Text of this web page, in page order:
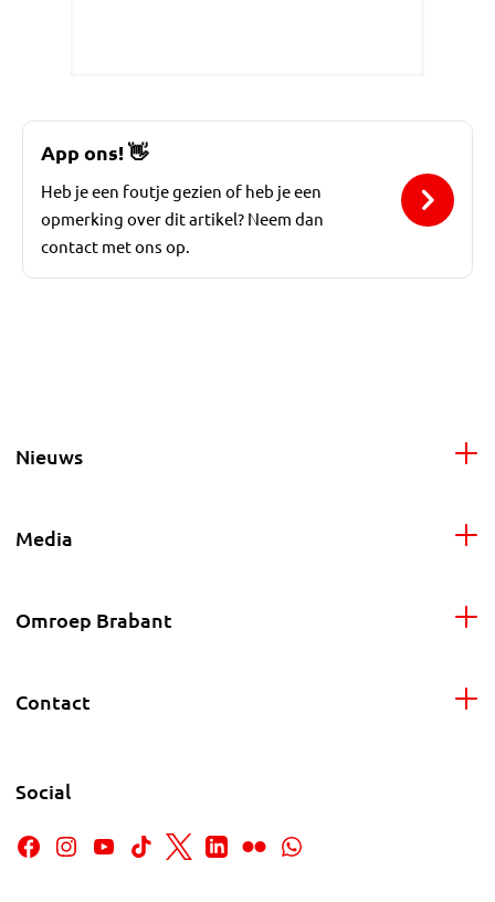
App ons!👋
Heb je een foutje gezien of heb je een
opmerking over dit artikel? Neem dan
contact met ons op.
Nieuws
Media
Omroep Brabant
Contact
Social